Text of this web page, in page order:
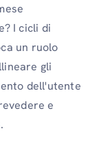
I cicli di
un ruolo
gli
dell'utente
e